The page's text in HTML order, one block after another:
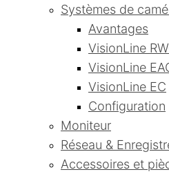
Systèmes de
Avantages
VisionLine
VisionLine
VisionLine EC
Configuration
Moniteur
Réseau &
Accessoires et